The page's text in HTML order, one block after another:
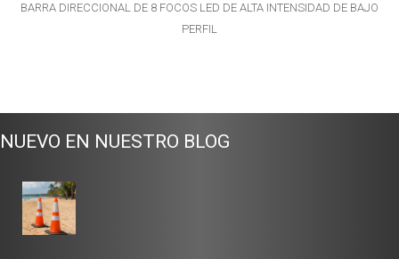
BARRA DIRECCIONAL DE 8 FOCOS LED DE ALTA INTENSIDAD DE BAJO
PERFIL
NUEVO EN NUESTRO BLOG